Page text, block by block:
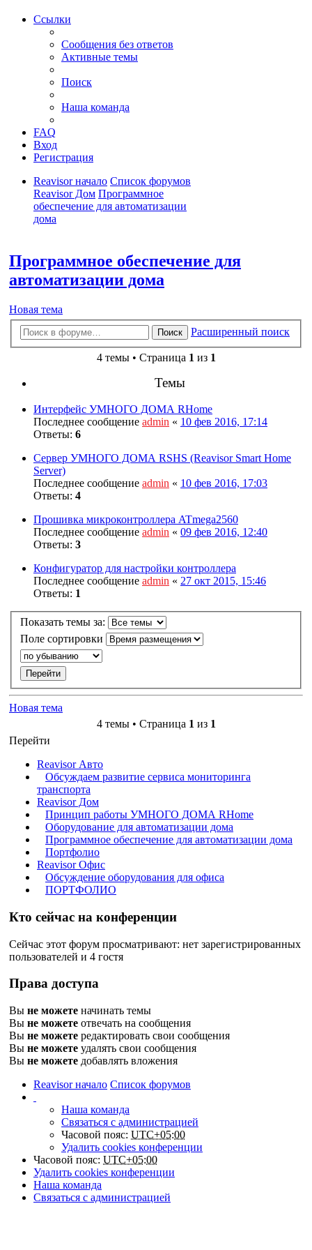
Ссылки
Сообщения без ответов
Активные темы
Поиск
Наша команда
FAQ
Вход
Регистрация
Reavisor начало Список форумов
Reavisor Дом Программное
обеспечение для автоматизации
дома
Программное обеспечение для
автоматизации дома
Новая тема
Поиск Расширенный поиск
4 темы • Страница 1 из 1
Темы
Интерфейс УМНОГО ДОМА RHome
Последнее сообщение admin « 10 фев 2016, 17:14
Ответы: 6
Сервер УМНОГО ДОМА RSHS (Reavisor Smart Home
Server)
Последнее сообщение admin « 10 фев 2016, 17:03
Ответы: 4
Прошивка микроконтроллера ATmega2560
Последнее сообщение admin « 09 фев 2016, 12:40
Ответы: 3
Конфигуратор для настройки контроллера
Последнее сообщение admin « 27 окт 2015, 15:46
Ответы: 1
Показать темы за:
Поле сортировки
Новая тема
4 темы • Страница 1 из 1
Перейти
Reavisor Авто
Обсуждаем развитие сервиса мониторинга
транспорта
Reavisor Дом
Принцип работы УМНОГО ДОМА RHome
Оборудование для автоматизации дома
Программное обеспечение для автоматизации дома
Портфолио
Reavisor Офис
Обсуждение оборудования для офиса
ПОРТФОЛИО
Кто сейчас на конференции
Сейчас этот форум просматривают: нет зарегистрированных
пользователей и 4 гостя
Права доступа
Вы не можете начинать темы
Вы не можете отвечать на сообщения
Вы не можете редактировать свои сообщения
Вы не можете удалять свои сообщения
Вы не можете добавлять вложения
Reavisor начало Список форумов
Наша команда
Связаться с администрацией
Часовой пояс: UTC+05:00
Удалить cookies конференции
Часовой пояс: UTC+05:00
Удалить cookies конференции
Наша команда
Связаться с администрацией